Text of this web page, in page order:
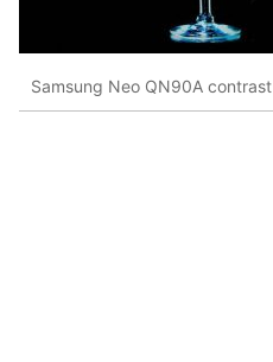
Samsung Neo QN90A contrast